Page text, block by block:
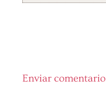
Enviar comentario